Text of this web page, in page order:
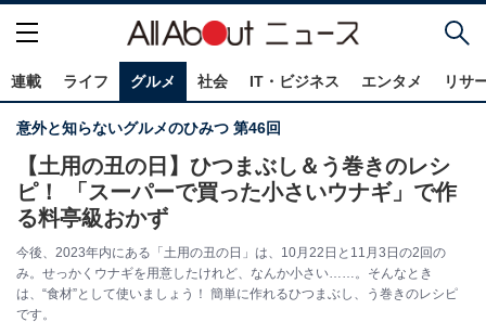
連載 ライフ グルメ 社会 IT・ビジネス エンタメ リサ
意外と知らないグルメのひみつ 第46回
【土用の丑の日】ひつまぶし＆う巻きのレシ
ピ！ 「スーパーで買った小さいウナギ」で作
る料亭級おかず
今後、2023年内にある「土用の丑の日」は、10月22日と11月3日の2回の
み。せっかくウナギを用意したけれど、なんか小さい……。そんなとき
は、“食材”として使いましょう！ 簡単に作れるひつまぶし、う巻きのレシピ
です。